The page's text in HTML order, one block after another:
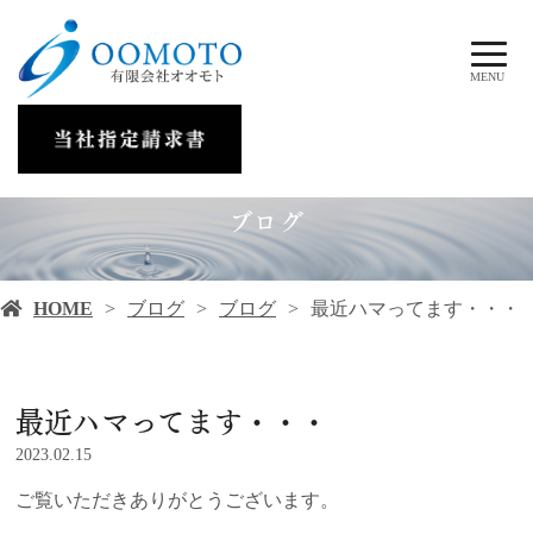
MENU
ブログ
HOME ブログ ブログ 最近ハマってます・・・
最近ハマってます・・・
2023.02.15
ご覧いただきありがとうございます。